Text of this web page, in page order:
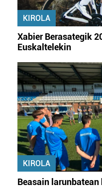
KIROLA
Xabier Berasategik
Euskaltelekin
KIROLA
Beasain